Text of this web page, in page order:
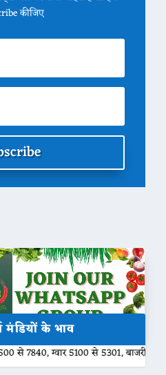
कीजिए
मंडियों के भाव
से 5301, बाजरी 2000 से 2200,